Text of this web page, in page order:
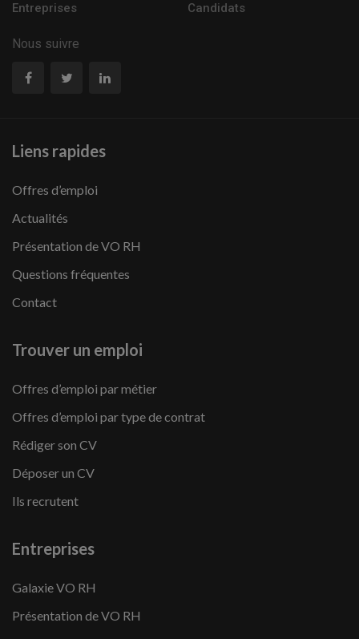
Entreprises Candidats
Nous suivre
Liens rapides
Offres d’emploi
Actualités
Présentation de VO RH
Questions fréquentes
Contact
Trouver un emploi
Offres d’emploi par métier
Offres d’emploi par type de contrat
Rédiger son CV
Déposer un CV
Ils recrutent
Entreprises
Galaxie VO RH
Présentation de VO RH